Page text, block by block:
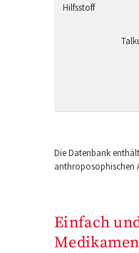
Hilfsstoff
Die Datenbank
anthroposophischen
Einfach